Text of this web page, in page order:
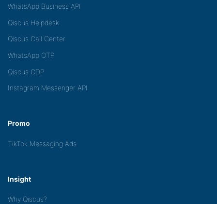
WhatsApp Business API
Qiscus Helpdesk
Qiscus Call Center
WhatsApp OTP
Qiscus CDP
Instagram Messenger API
Promo
TikTok Messaging Ads
Insight
Why Qiscus?